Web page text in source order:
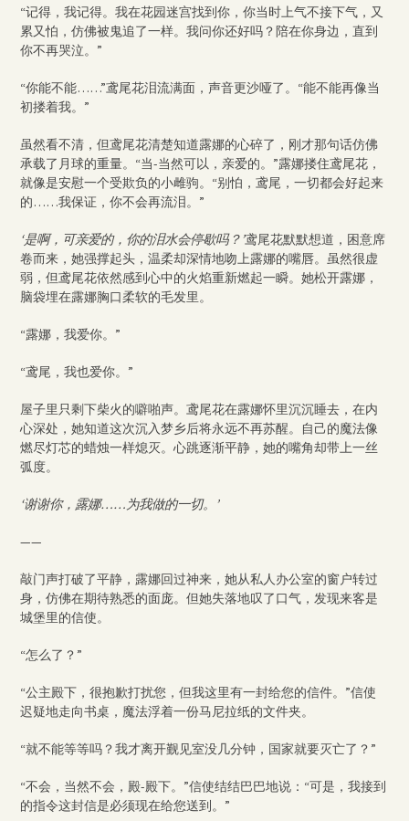
“记得，我记得。我在花园迷宫找到你，你当时上气不接下气，又
累又怕，仿佛被鬼追了一样。我问你还好吗？陪在你身边，直到
你不再哭泣。”
“你能不能……”鸢尾花泪流满面，声音更沙哑了。“能不能再像当
初搂着我。”
虽然看不清，但鸢尾花清楚知道露娜的心碎了，刚才那句话仿佛
承载了月球的重量。“当-当然可以，亲爱的。”露娜搂住鸢尾花，
就像是安慰一个受欺负的小雌驹。“别怕，鸢尾，一切都会好起来
的……我保证，你不会再流泪。”
‘是啊，可亲爱的，你的泪水会停歇吗？’鸢尾花默默想道，困意席
卷而来，她强撑起头，温柔却深情地吻上露娜的嘴唇。虽然很虚
弱，但鸢尾花依然感到心中的火焰重新燃起一瞬。她松开露娜，
脑袋埋在露娜胸口柔软的毛发里。
“露娜，我爱你。”
“鸢尾，我也爱你。”
屋子里只剩下柴火的噼啪声。鸢尾花在露娜怀里沉沉睡去，在内
心深处，她知道这次沉入梦乡后将永远不再苏醒。自己的魔法像
燃尽灯芯的蜡烛一样熄灭。心跳逐渐平静，她的嘴角却带上一丝
弧度。
‘谢谢你，露娜……为我做的一切。’
——
敲门声打破了平静，露娜回过神来，她从私人办公室的窗户转过
身，仿佛在期待熟悉的面庞。但她失落地叹了口气，发现来客是
城堡里的信使。
“怎么了？”
“公主殿下，很抱歉打扰您，但我这里有一封给您的信件。”信使
迟疑地走向书桌，魔法浮着一份马尼拉纸的文件夹。
“就不能等等吗？我才离开觐见室没几分钟，国家就要灭亡了？”
“不会，当然不会，殿-殿下。”信使结结巴巴地说：“可是，我接到
的指令这封信是必须现在给您送到。”